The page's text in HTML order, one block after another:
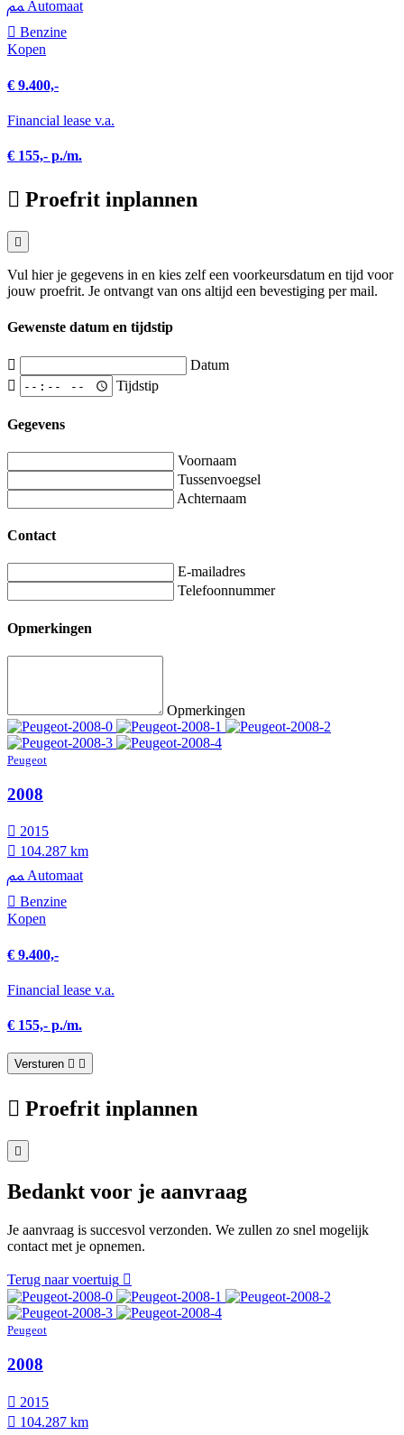
Automaat
Benzine
Kopen
€ 9.400,-
Financial lease v.a.
€ 155,- p./m.
Proefrit inplannen
Vul hier je gegevens in en kies zelf een voorkeursdatum en tijd voor
jouw proefrit. Je ontvangt van ons altijd een bevestiging per mail.
Gewenste datum en tijdstip
Datum
Tijdstip
Gegevens
Voornaam
Tussenvoegsel
Achternaam
Contact
E-mailadres
Telefoonnummer
Opmerkingen
Opmerkingen
Peugeot
2008
2015
104.287 km
Automaat
Benzine
Kopen
€ 9.400,-
Financial lease v.a.
€ 155,- p./m.
Versturen
Proefrit inplannen
Bedankt voor je aanvraag
Je aanvraag is succesvol verzonden. We zullen zo snel mogelijk
contact met je opnemen.
Terug naar voertuig
Peugeot
2008
2015
104.287 km